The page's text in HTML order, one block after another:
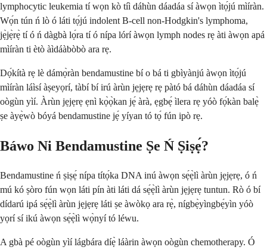
lymphocytic leukemia tí wọn kò tíì dáhùn dáadáa sí àwọn ìtọ́jú mìíràn.
Wọ́n tún ń lò ó láti tọ́jú indolent B-cell non-Hodgkin's lymphoma,
jẹ̀jẹ̀rẹ̀ tí ó ń dàgbà lọ́ra tí ó nípa lórí àwọn lymph nodes rẹ àti àwọn apá
mìíràn ti ètò àìdáàbòbò ara rẹ.
Dọ́kítà rẹ lè dámọ̀ràn bendamustine bí o bá ti gbìyànjú àwọn ìtọ́jú
mìíràn láìsí àṣeyọrí, tàbí bí irú àrùn jẹjẹrẹ rẹ pàtó bá dáhùn dáadáa sí
oògùn yìí. Àrùn jẹjẹrẹ ẹnì kọ̀ọ̀kan jẹ́ àrà, ẹgbẹ́ ìlera rẹ yóò fọ́kàn balẹ̀
ṣe àyẹ̀wò bóyá bendamustine jẹ́ yíyan tó tọ́ fún ipò rẹ.
Báwo Ni Bendamustine Ṣe Ń Ṣiṣẹ́?
Bendamustine ń ṣiṣẹ́ nípa títọ́ka DNA inú àwọn sẹ́ẹ̀lì àrùn jẹjẹrẹ, ó ń
mú kó ṣòro fún wọn láti pín àti láti dá sẹ́ẹ̀lì àrùn jẹjẹrẹ tuntun. Rò ó bí
dídarú ipá sẹ́ẹ̀lì àrùn jẹjẹrẹ láti ṣe àwòkọ ara rẹ̀, nígbẹ̀yìngbẹ́yìn yóò
yọrí sí ikú àwọn sẹ́ẹ̀lì wọ̀nyí tó léwu.
A gbà pé oògùn yìí lágbára díẹ̀ láàrin àwọn oògùn chemotherapy. Ó